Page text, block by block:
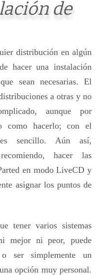
de
distribución en algún
hacer una instalación
sean necesarias. El
a otras y no
aunque por
como hacerlo; con el
sencillo. Aún así,
hacer las
en modo LiveCD y
asignar los puntos de
tener varios sistemas
mejor ni peor, puede
ser simplemente un
opción muy personal.